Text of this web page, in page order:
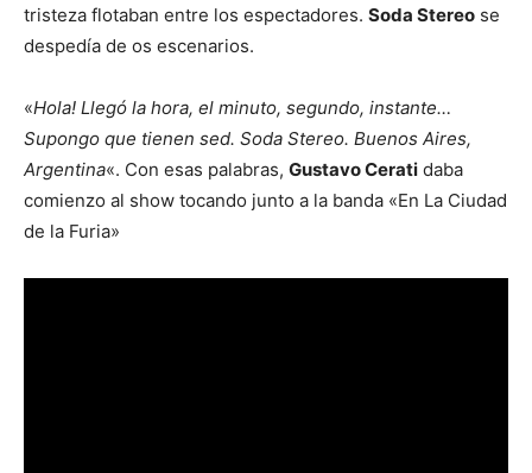
tristeza flotaban entre los espectadores. Soda Stereo se
despedía de os escenarios.
«Hola! Llegó la hora, el minuto, segundo, instante…
Supongo que tienen sed. Soda Stereo. Buenos Aires,
Argentina«. Con esas palabras, Gustavo Cerati daba
comienzo al show tocando junto a la banda «En La Ciudad
de la Furia»